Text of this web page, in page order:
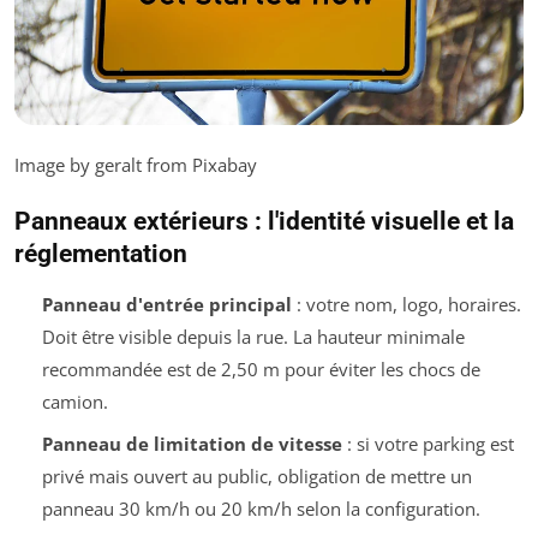
Image by geralt from Pixabay
Panneaux extérieurs : l'identité visuelle et la
réglementation
Panneau d'entrée principal : votre nom, logo, horaires.
Doit être visible depuis la rue. La hauteur minimale
recommandée est de 2,50 m pour éviter les chocs de
camion.
Panneau de limitation de vitesse: si votre parking est
privé mais ouvert au public, obligation de mettre un
panneau 30 km/h ou 20 km/h selon la configuration.